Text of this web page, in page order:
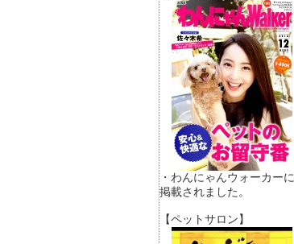
・わんにゃんウォーカーに
掲載されました。
【ペットサロン】